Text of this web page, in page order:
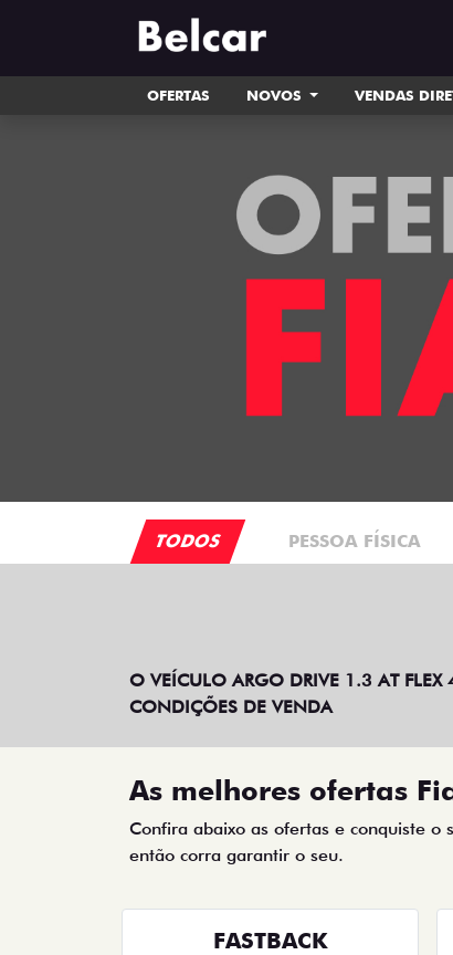
OFERTAS NOVOS VENDAS
TODOS PESSOA FÍSICA
O VEÍCULO ARGO DRIVE 1.3 AT
CONDIÇÕES DE VENDA
As melhores ofertas
Confira abaixo as ofertas e conquiste o
então corra garantir o seu.
FASTBACK